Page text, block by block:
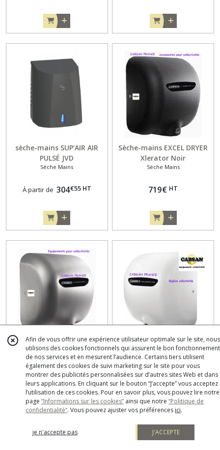
sèche-mains SUP’AIR AIR
PULSÉ JVD
Sèche Mains
À partir de 304€55 HT
Sèche-mains EXCEL DRYER
Xlerator Noir
Sèche Mains
719€ HT
Sèche-mains EXCEL DRYER
Xlerator Gris
Sèche Mains
809€ HT
Sèche-mains EXCEL DRYER
Xlerator Blanc
Sèche Mains
689€ HT
Afin de vous offrir une expérience utilisateur optimale sur le site, nous
utilisons des cookies fonctionnels qui assurent le bon fonctionnement
de nos services et en mesurent l’audience. Certains tiers utilisent
également des cookies de suivi marketing sur le site pour vous
montrer des publicités personnalisées sur d’autres sites Web et dans
leurs applications. En cliquant sur le bouton “J’accepte” vous acceptez
l’utilisation de ces cookies. Pour en savoir plus, vous pouvez lire notre
page “Informations sur les cookies” ainsi que notre “Politique de
confidentialité“. Vous pouvez ajuster vos préférences ici.
je n'accepte pas J'ACCEPTE